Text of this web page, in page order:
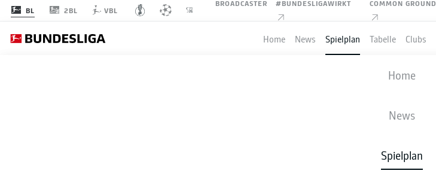
BL 2BL VBL
BROADCASTER #BUNDESLIGAWIRKT COMMON GROUND
Home News Spielplan Tabelle Clubs
Home
News
Spielplan
BAYER 04 LEVERKUSEN
AUFSTELLUNGEN